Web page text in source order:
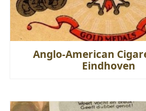
Anglo-American
Eindhoven